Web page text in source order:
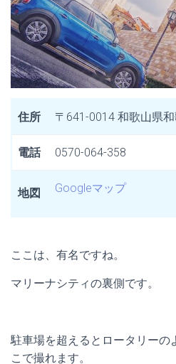
住所 〒641-0014 和歌山県
電話 0570-064-358
地図 Googleマップ
ここは、有名ですね。
マリーナシティの裏側です。
駐車場を超えるとロータリーの
こで撮れます。